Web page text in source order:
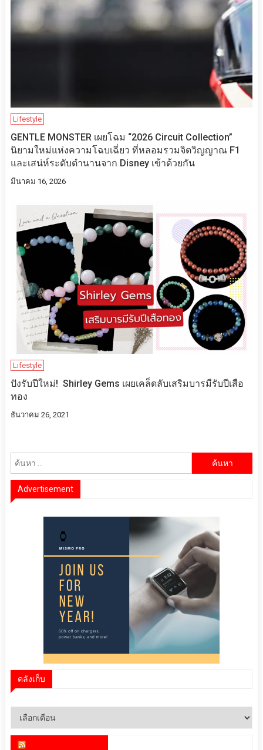
Lifestyle
GENTLE MONSTER เผยโฉม “2026 Circuit Collection”
นิยามใหม่แห่งความโฉบเฉี่ยว ที่หลอมรวมจิตวิญญาณ F1
และเสน่ห์ระดับตำนานจาก Disney เข้าด้วยกัน
มีนาคม 16, 2026
Lifestyle
ปังรับปีใหม่​! ​ Shirley Gems เผยเคล็ดลับ​เสริมบารมีรับปีเสือ
ทอง
ธันวาคม 26, 2021
Advertisement
คลังเก็บ
คลัง